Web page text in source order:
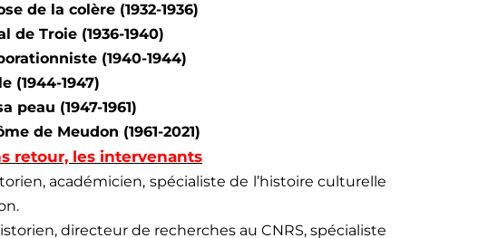
de la colère (1932-1936)
de Troie (1936-1940)
(1940-1944)
(1944-1947)
peau (1947-1961)
de Meudon (1961-2021)
retour, les intervenants
académicien, spécialiste de l’histoire culturelle
directeur de recherches au CNRS, spécialiste